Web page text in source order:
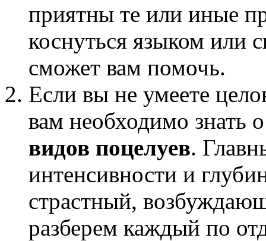
приятны те или иные
коснуться языком или
сможет вам помочь.
Если вы не умеете
вам необходимо знать
видов поцелуев.
интенсивности и
страстный,
разберем каждый по